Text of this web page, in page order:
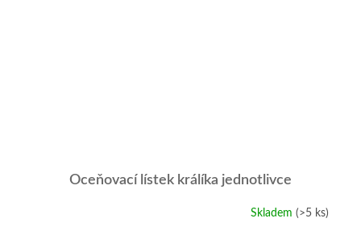
Oceňovací lístek králíka jednotlivce
Skladem(>5 ks)